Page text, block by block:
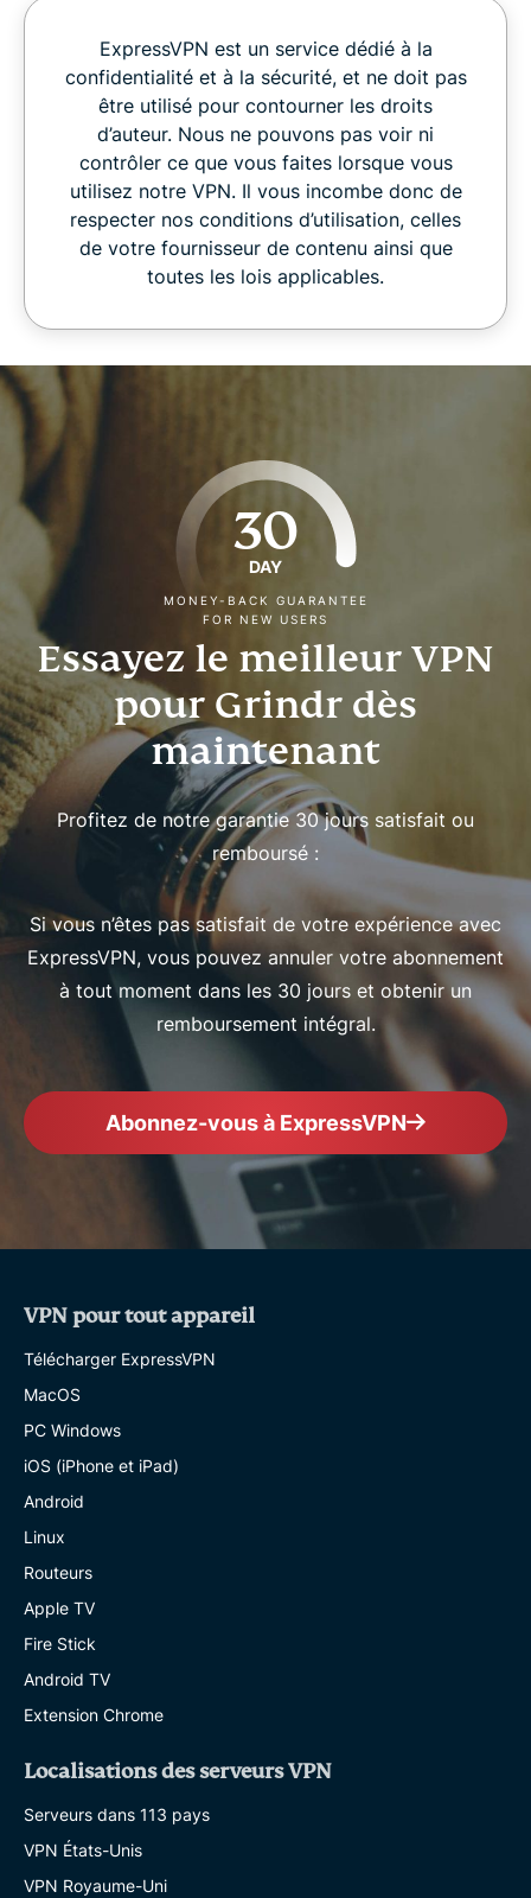
ExpressVPN est un service dédié à la
confidentialité et à la sécurité, et ne doit pas
être utilisé pour contourner les droits
d’auteur. Nous ne pouvons pas voir ni
contrôler ce que vous faites lorsque vous
utilisez notre VPN. Il vous incombe donc de
respecter nos conditions d’utilisation, celles
de votre fournisseur de contenu ainsi que
toutes les lois applicables.
30
DAY
MONEY-BACK GUARANTEE
FOR NEW USERS
Essayez le meilleur VPN
pour Grindr dès
maintenant
Profitez de notre garantie 30 jours satisfait ou
remboursé :
Si vous n’êtes pas satisfait de votre expérience avec
ExpressVPN, vous pouvez annuler votre abonnement
à tout moment dans les 30 jours et obtenir un
remboursement intégral.
Abonnez-vous à ExpressVPN
VPN pour tout appareil
Télécharger ExpressVPN
MacOS
PC Windows
iOS (iPhone et iPad)
Android
Linux
Routeurs
Apple TV
Fire Stick
Android TV
Extension Chrome
Localisations des serveurs VPN
Serveurs dans 113 pays
VPN États-Unis
VPN Royaume-Uni